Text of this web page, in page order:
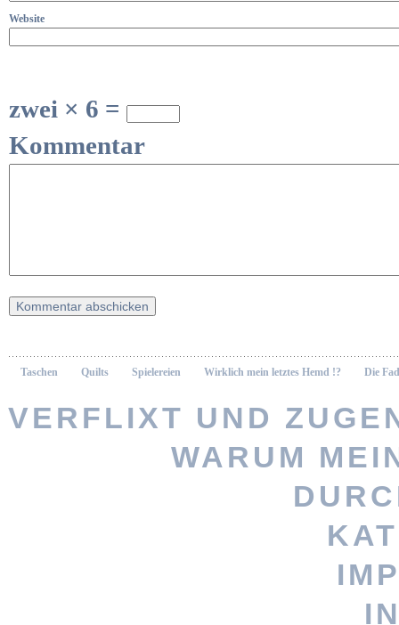
Website
zwei × 6 =
Kommentar
Taschen Quilts Spielereien Wirklich mein letztes Hemd !? Die
VERFLIXT UND
Vernähte
WARUM
persönlicheres Geschenk?
Stöbere nach